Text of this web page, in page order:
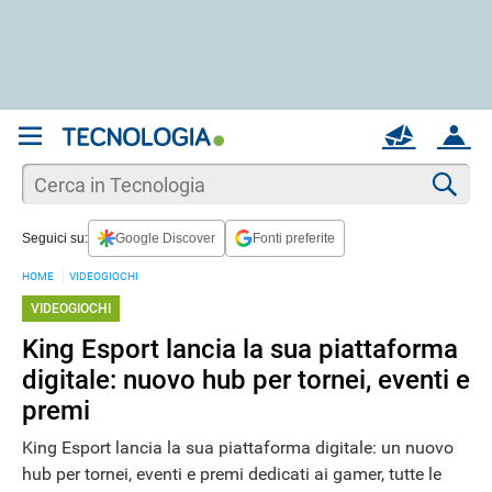
ACCOUNT
MAIL
Seguici su: Google Discover Fonti preferite
HOME VIDEOGIOCHI
VIDEOGIOCHI
King Esport lancia la sua piattaforma
digitale: nuovo hub per tornei, eventi e
premi
King Esport lancia la sua piattaforma digitale: un nuovo
hub per tornei, eventi e premi dedicati ai gamer, tutte le